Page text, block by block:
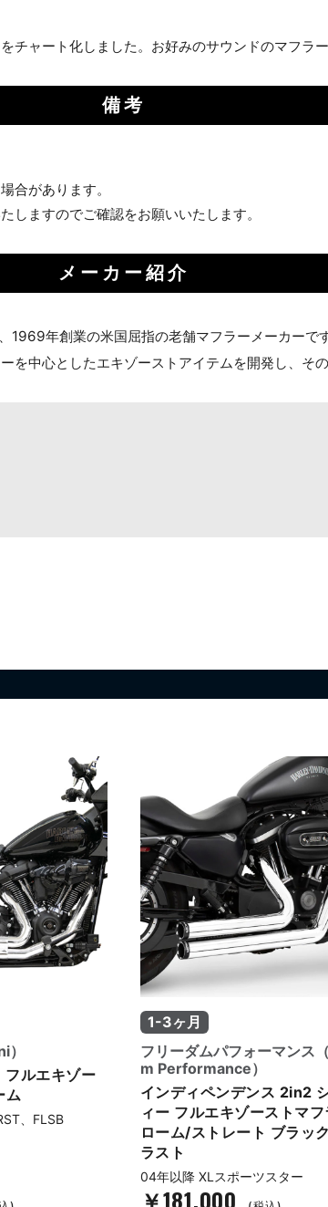
チャート化しました。お好みのサウンドのマフラ
備考
合があります。
しますのでご確認をお願いいたします。
メーカー紹介
1969年創業の米国屈指の老舗マフラーメーカーで
を中心としたエキゾーストアイテムを開発し、そ
フルエキゾー
ム
、FLSB
1-3ヶ月
フリーダムパフォーマンス
m Performance）
インディペンデンス 2in2
ィー フルエキゾーストマ
ローム/ストレート ブラッ
ラスト
04年以降 XLスポーツスター
￥181,000